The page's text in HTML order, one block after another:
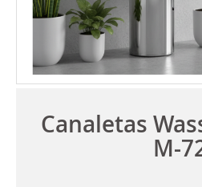
Canaletas
M-